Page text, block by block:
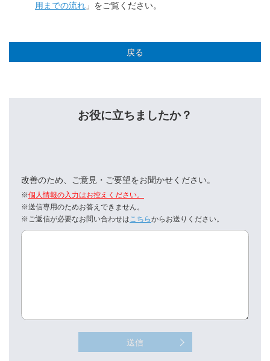
用までの流れ 」をご覧ください。
戻る
お役に立ちましたか？
改善のため、ご意見・ご要望をお聞かせください。
※個人情報の入力はお控えください。
※送信専用のためお答えできません。
※ご返信が必要なお問い合わせはこちらからお送りください。
送信